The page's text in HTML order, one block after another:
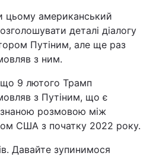
цьому американський
деталі діалогу
Путіним, але ще раз
з ним.
9 лютого Трамп
з Путіним, що є
розмовою між
США з початку 2022 року.
Давайте зупинимося